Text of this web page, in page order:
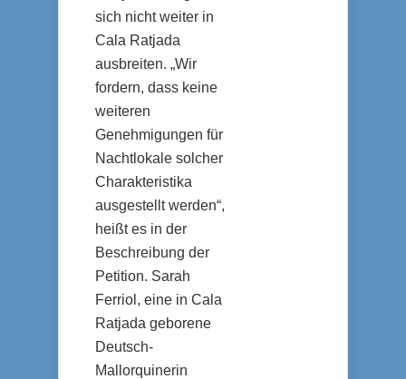
sich nicht weiter in
Cala Ratjada
ausbreiten. „Wir
fordern, dass keine
weiteren
Genehmigungen für
Nachtlokale solcher
Charakteristika
ausgestellt werden“,
heißt es in der
Beschreibung der
Petition. Sarah
Ferriol, eine in Cala
Ratjada geborene
Deutsch-
Mallorquinerin